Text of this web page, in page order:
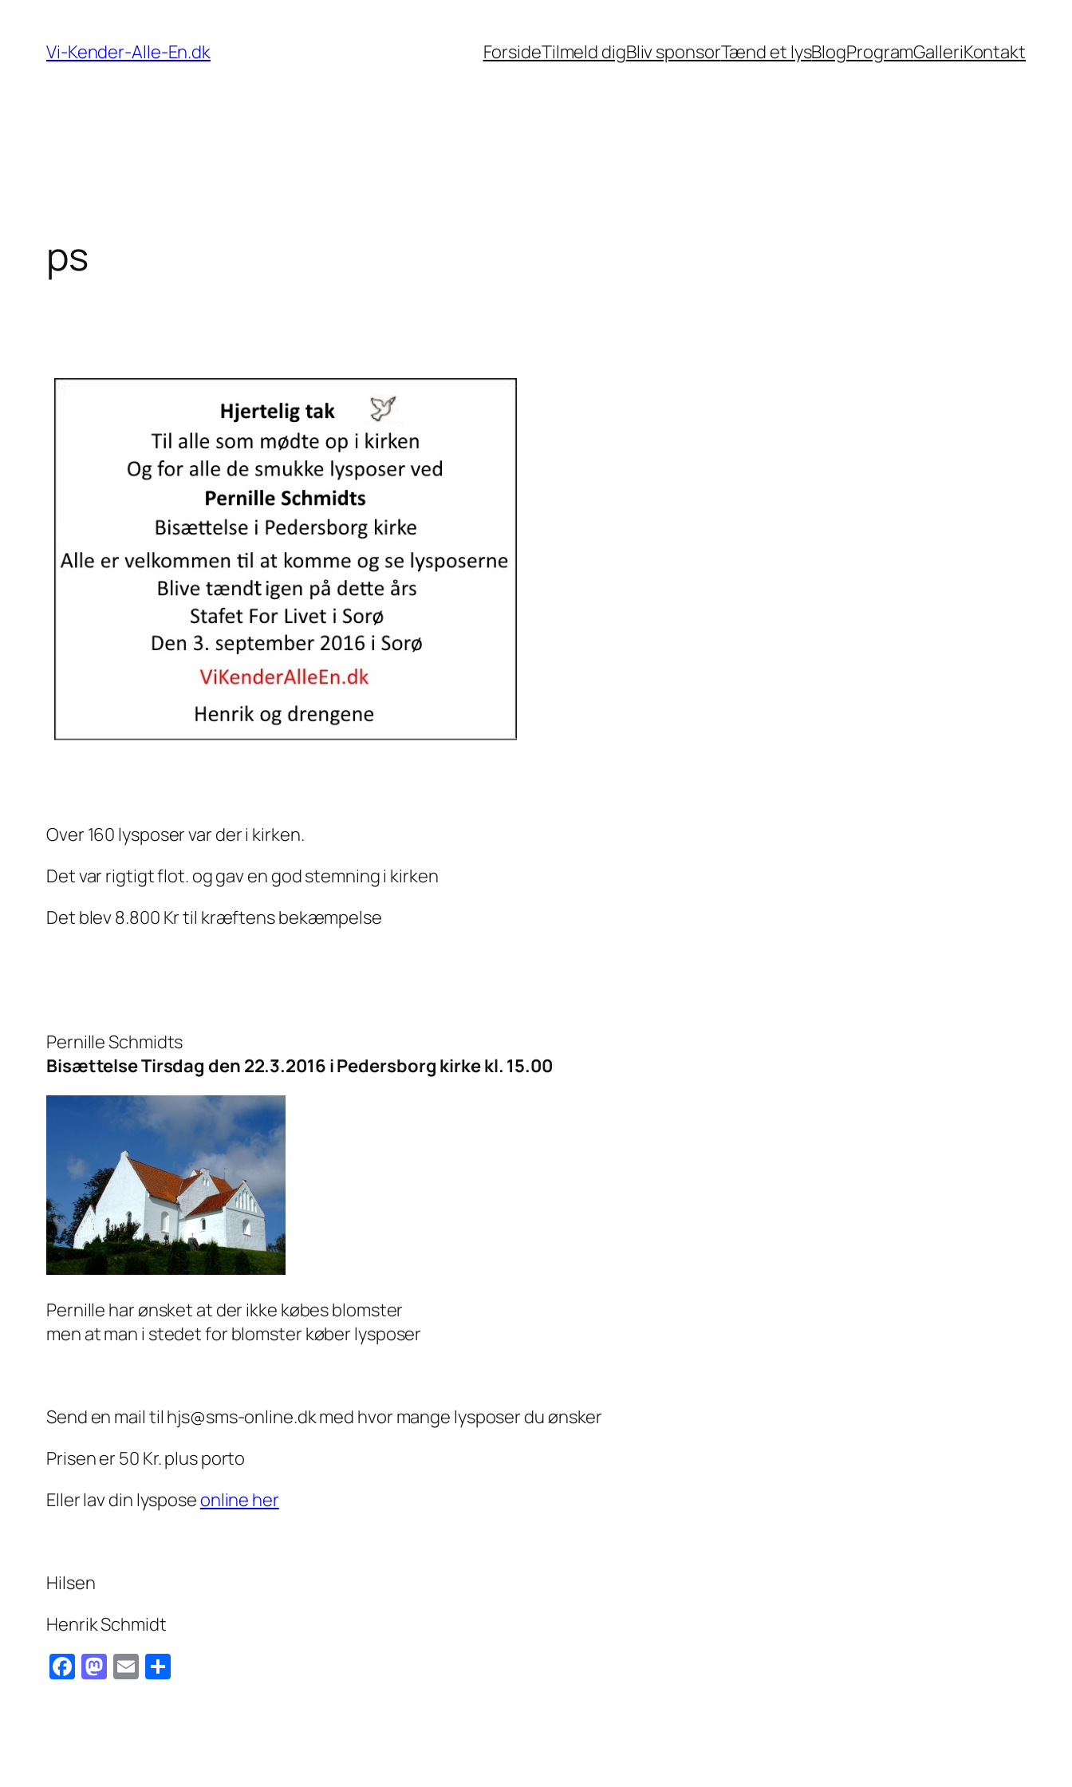
indhold
Vi-Kender-Alle-En.dk ForsideTilmeld digBliv sponsorTænd et lysBlogProgramGalleriKontakt
ps
Over 160 lysposer var der i kirken.
Det var rigtigt flot. og gav en god stemning i kirken
Det blev 8.800 Kr til kræftens bekæmpelse
Pernille Schmidts
Bisættelse Tirsdag den 22.3.2016 i Pedersborg kirke kl. 15.00
Pernille har ønsket at der ikke købes blomster
men at man i stedet for blomster køber lysposer
Send en mail til hjs@sms-online.dk med hvor mange lysposer du ønsker
Prisen er 50 Kr. plus porto
Eller lav din lyspose online her
Hilsen
Henrik Schmidt
Facebook
Mastodon
Email